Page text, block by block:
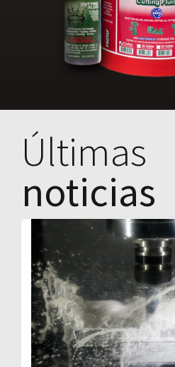
Últimas
noticias